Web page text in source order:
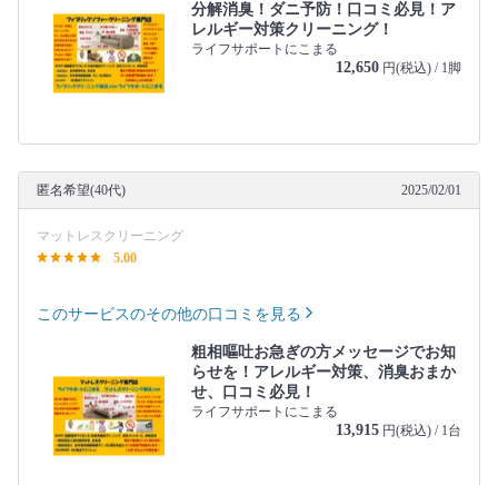
分解消臭！ダニ予防！口コミ必見！ア
レルギー対策クリーニング！
ライフサポートにこまる
12,650 円(税込) / 1脚
匿名希望(40代) 2025/02/01
マットレスクリーニング
5.00
このサービスのその他の口コミを見る
粗相嘔吐お急ぎの方メッセージでお知
らせを！アレルギー対策、消臭おまか
せ、口コミ必見！
ライフサポートにこまる
13,915 円(税込) / 1台